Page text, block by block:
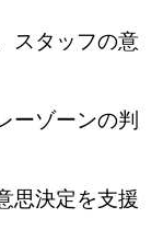
スタッフの意
ーゾーンの判
思決定を支援